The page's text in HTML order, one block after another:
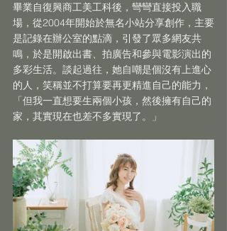
畢業自復興商工美工科後，彎彎直接投入職
場，從2004年開始於無名小站分享創作，主要
是記錄在辦公室的點滴，引發了眾多網友共
鳴，於是開啟出書、拍廣告和參與電影演出的
多彩生活。談起過往，她自嘲是個沒有上進心
的人，笑稱並不打算要再更精進自己的能力，
「但我一直想要生兩個小孩，然後擁有自己的
家，其實現在也差不多實現了。」